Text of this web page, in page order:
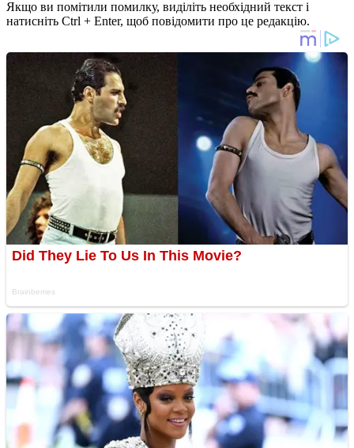
Якщо ви помітили помилку, виділіть необхідний текст і
натисніть Ctrl + Enter, щоб повідомити про це редакцію.